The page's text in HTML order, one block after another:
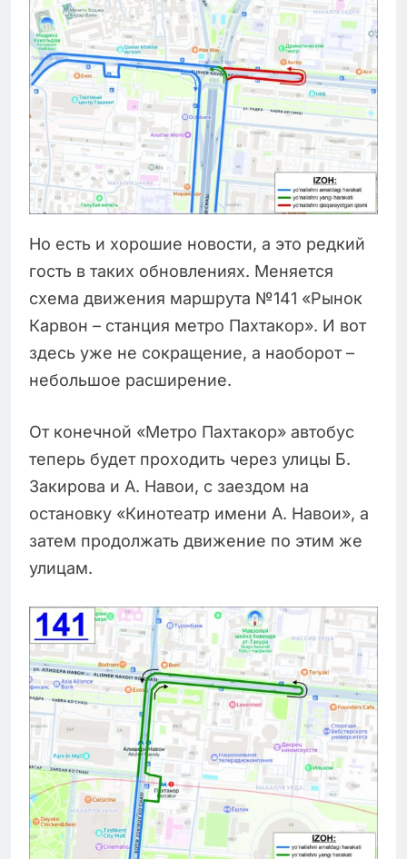
Но есть и хорошие новости, а это редкий
гость в таких обновлениях. Меняется
схема движения маршрута №141 «Рынок
Карвон – станция метро Пахтакор». И вот
здесь уже не сокращение, а наоборот –
небольшое расширение.
От конечной «Метро Пахтакор» автобус
теперь будет проходить через улицы Б.
Закирова и А. Навои, с заездом на
остановку «Кинотеатр имени А. Навои», а
затем продолжать движение по этим же
улицам.